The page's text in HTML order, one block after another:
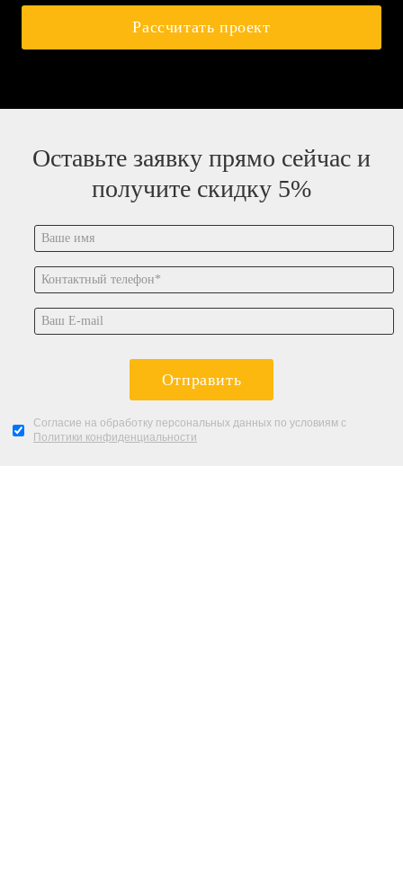
Рассчитать проект
Оставьте заявку прямо сейчас и
получите скидку 5%
Отправить
Согласие на обработку персональных данных по условиям с
Политики конфиденциальности